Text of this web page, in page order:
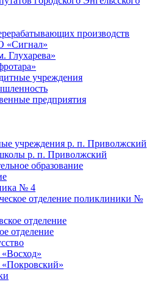
производств
Глухарева»
учреждения
предприятия
учреждения р. п. Приволжский
р. п. Приволжский
образование
№ 4
отделение поликлиники №
отделение
отделение